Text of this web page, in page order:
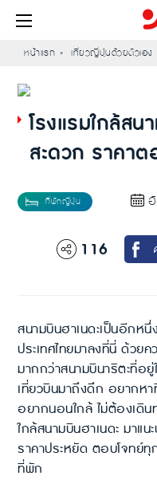
หน้าแรก เที่ยวญี่ปุ่นด้วยตัวเอง
โรงแรมใกล้ส
สะดวก ราคาต
116
สนามบินฮาเนดะเป็นอีกห
ประเทศไทยมาลงที่นี่ ด้วยค
มากกว่าสนามบินาริตะที่อ
เที่ยวบินมาถึงดึก อยากห
อยากนอนใกล้ ไม่ต้องเดิ
ใกล้สนามบินฮาเนดะ มาแ
ราคาประหยัด ตอบโจทย์
ที่พัก